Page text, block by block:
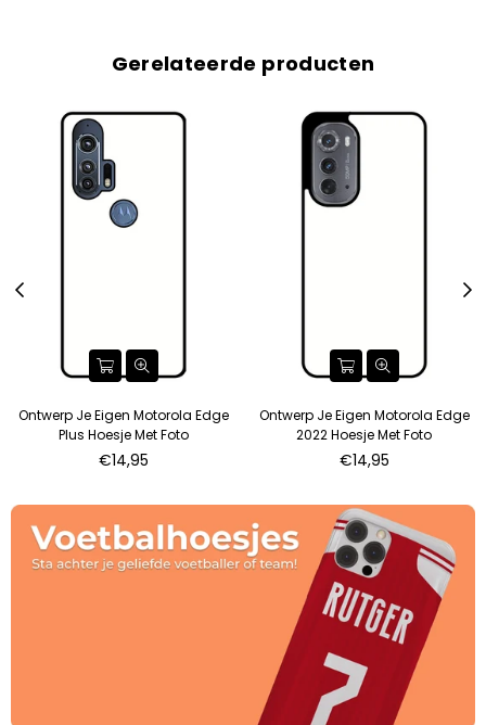
Gerelateerde producten
Ontwerp Je Eigen Motorola Edge
Plus Hoesje Met Foto
Normale
€14,95
Ontwerp Je Eigen Motorola Edge
2022 Hoesje Met Foto
Normale
€14,95